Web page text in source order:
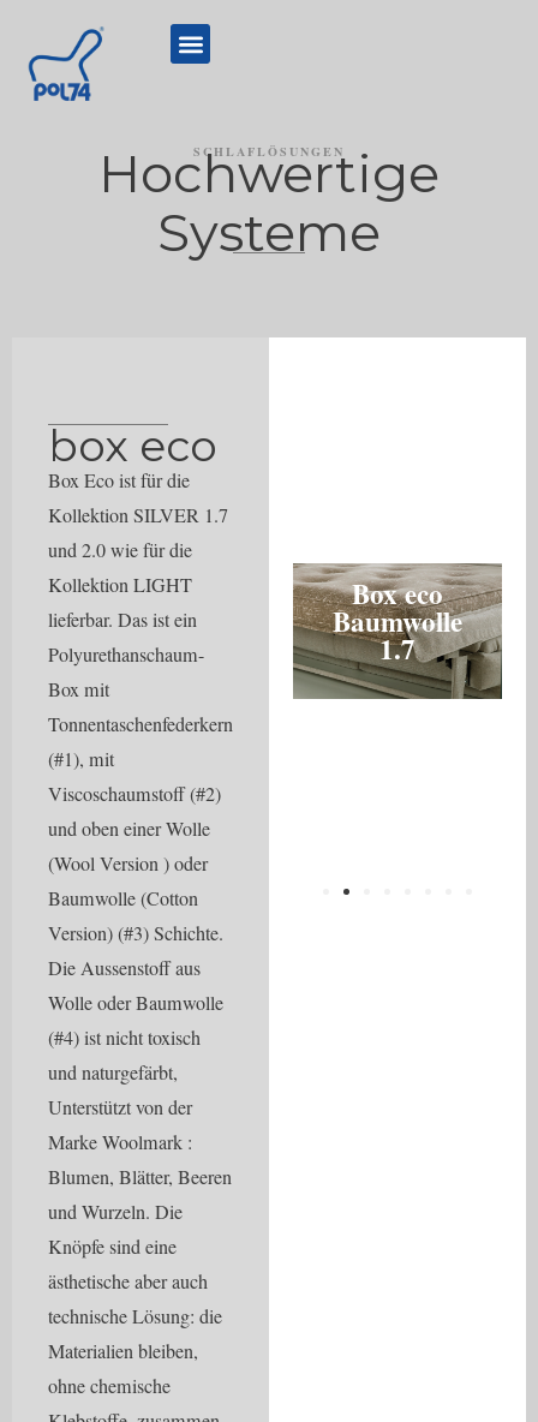
SCHLAFLÖSUNGEN
Hochwertige
Systeme
Box eco
Baumwolle
Box eco
Baumwolle
1.7
box eco
Box Eco ist für die
Kollektion SILVER 1.7
und 2.0 wie für die
Kollektion LIGHT
lieferbar. Das ist ein
Polyurethanschaum-
Box mit
Tonnentaschenfederkern
(#1), mit
Viscoschaumstoff (#2)
und oben einer Wolle
(Wool Version ) oder
Baumwolle (Cotton
Version) (#3) Schichte.
Die Aussenstoff aus
Wolle oder Baumwolle
(#4) ist nicht toxisch
und naturgefärbt,
Unterstützt von der
Marke Woolmark :
Blumen, Blätter, Beeren
und Wurzeln. Die
Knöpfe sind eine
ästhetische aber auch
technische Lösung: die
Materialien bleiben,
ohne chemische